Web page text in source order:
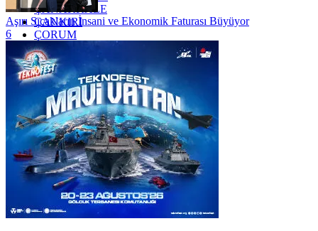
ÇANAKKALE
ÇANKIRI
ÇORUM
İSTANBUL
İZMİR
ŞANLIURFA
ŞIRNAK
Aşırı Sıcakların İnsani ve Ekonomik Faturası Büyüyor
6